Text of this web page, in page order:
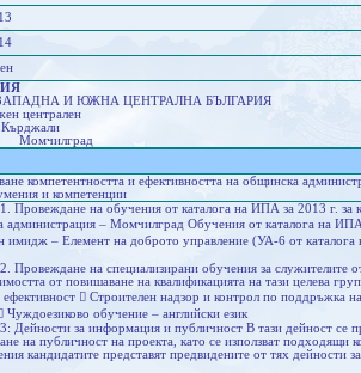
И ЮЖНА ЦЕНТРАЛНА БЪЛГАРИЯ
компетентността и ефективността на общинска
и компетенции
Провеждане на обучения от каталога на ИПА за 2013 г. за
администрация – Момчилград Обучения от каталога на
имидж – Елемент на доброто управление (УА-6 от
Провеждане на специализирани обучения за
от повишаване на квалификацията на тази целева
 Строителен надзор и контрол по поддръжка
Чуждоезиково обучение – английски език
Дейности за информация и публичност В тази дейност се
на публичност на проекта, като се използват
кандидатите представят предвидените от тях дейности